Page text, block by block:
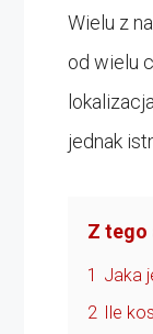
Wielu z
od wielu
jednak
Z tego
1 Jaka
2 Ile